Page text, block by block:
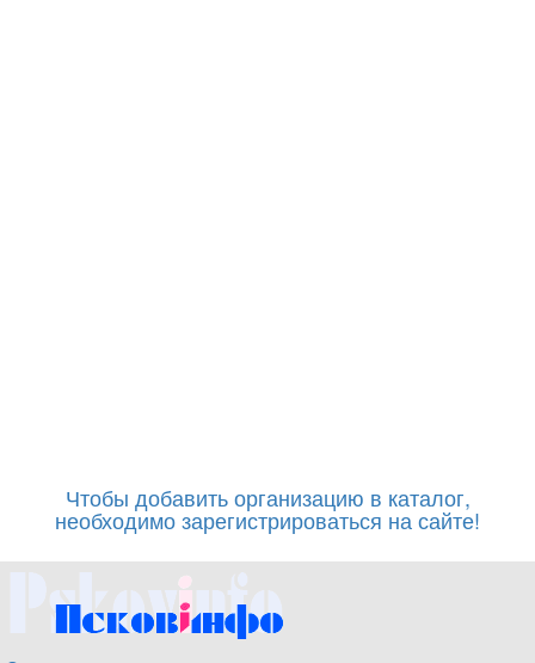
Чтобы добавить организацию в каталог,
необходимо зарегистрироваться на сайте!